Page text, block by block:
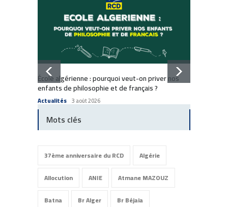
École algérienne : pourquoi veut-on priver nos
enfants de philosophie et de français ?
Actualités 3 août 2026
Mots clés
37ème anniversaire du RCD
Algérie
Allocution
ANIE
Atmane MAZOUZ
Batna
Br Alger
Br Béjaia